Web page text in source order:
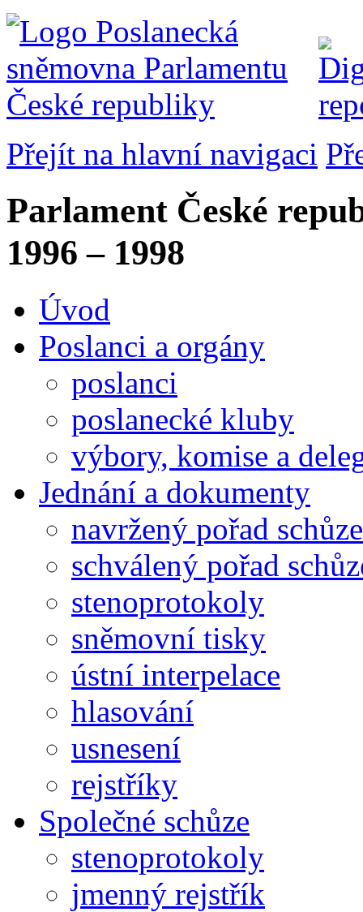
Přejít na hlavní navigaci
Parlament České
1996 – 1998
Úvod
Poslanci a orgány
poslanci
poslanecké kluby
výbory, komise a
Jednání a dokumenty
navržený pořad schůze
schválený pořad
stenoprotokoly
sněmovní tisky
ústní interpelace
hlasování
usnesení
rejstříky
Společné schůze
stenoprotokoly
jmenný rejstřík